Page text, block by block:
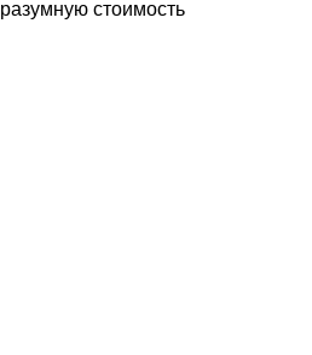
разумную стоимость